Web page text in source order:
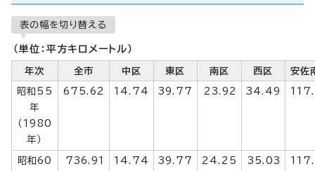
表の幅を切り替える
（単位：平方キロメートル）
年次 全市 中区 東区 南区 西区 安佐
昭和55
年
（1980
年）
675.62 14.74 39.77 23.92 34.49
昭和60
736.91 14.74 39.77 24.25 35.03